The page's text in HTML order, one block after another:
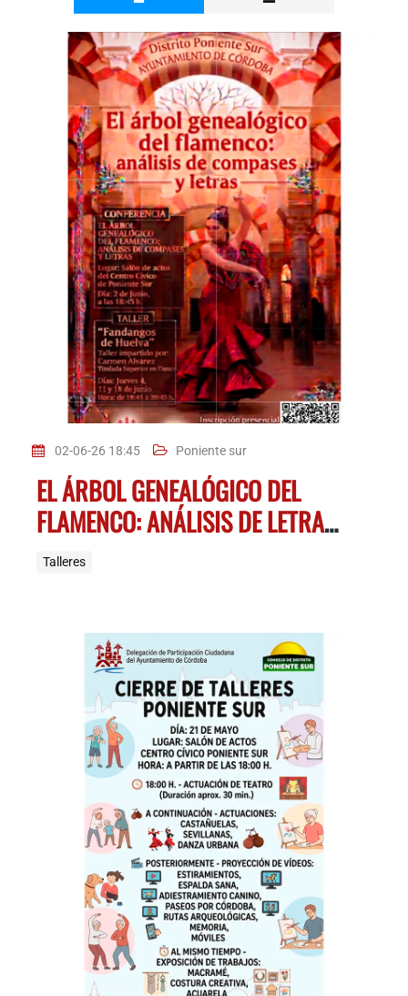
02-06-26 18:45 Poniente sur
EL ÁRBOL GENEALÓGICO DEL
FLAMENCO: ANÁLISIS DE LETRAS
Y COMPASES
Talleres